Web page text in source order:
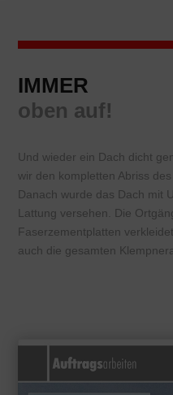
IMMER
oben auf!
Und wieder ein Dach dicht
wir den kompletten Abriss
Danach wurde das Dach mit
Lattung versehen. Die
Faserzementplatten
auch die gesamten